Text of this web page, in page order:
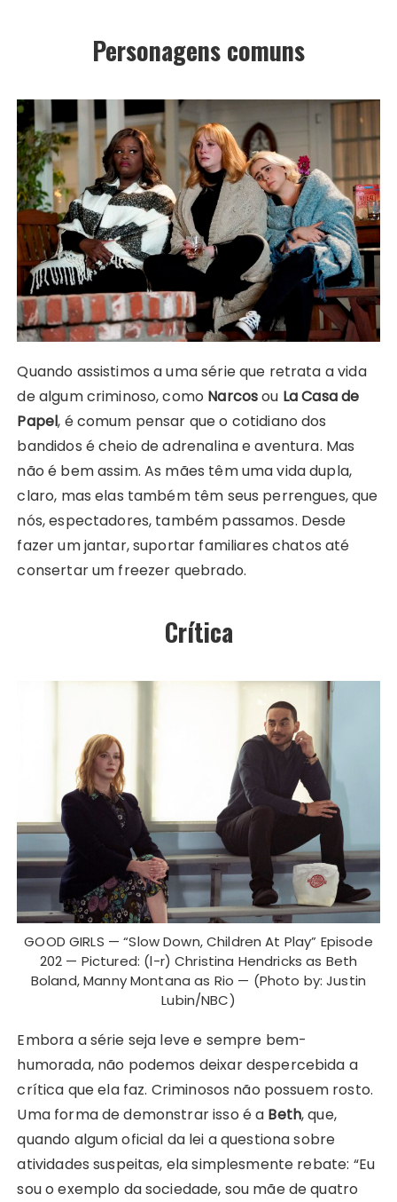
Personagens comuns
Quando assistimos a uma série que retrata a vida
de algum criminoso, como Narcosou La Casa de
Papel, é comum pensar que o cotidiano dos
bandidos é cheio de adrenalina e aventura. Mas
não é bem assim. As mães têm uma vida dupla,
claro, mas elas também têm seus perrengues, que
nós, espectadores, também passamos. Desde
fazer um jantar, suportar familiares chatos até
consertar um freezer quebrado.
Crítica
GOOD GIRLS — “Slow Down, Children At Play” Episode
202 — Pictured: (l-r) Christina Hendricks as Beth
Boland, Manny Montana as Rio — (Photo by: Justin
Lubin/NBC)
Embora a série seja leve e sempre bem-
humorada, não podemos deixar despercebida a
crítica que ela faz. Criminosos não possuem rosto.
Uma forma de demonstrar isso é a Beth, que,
quando algum oficial da lei a questiona sobre
atividades suspeitas, ela simplesmente rebate: “Eu
sou o exemplo da sociedade, sou mãe de quatro